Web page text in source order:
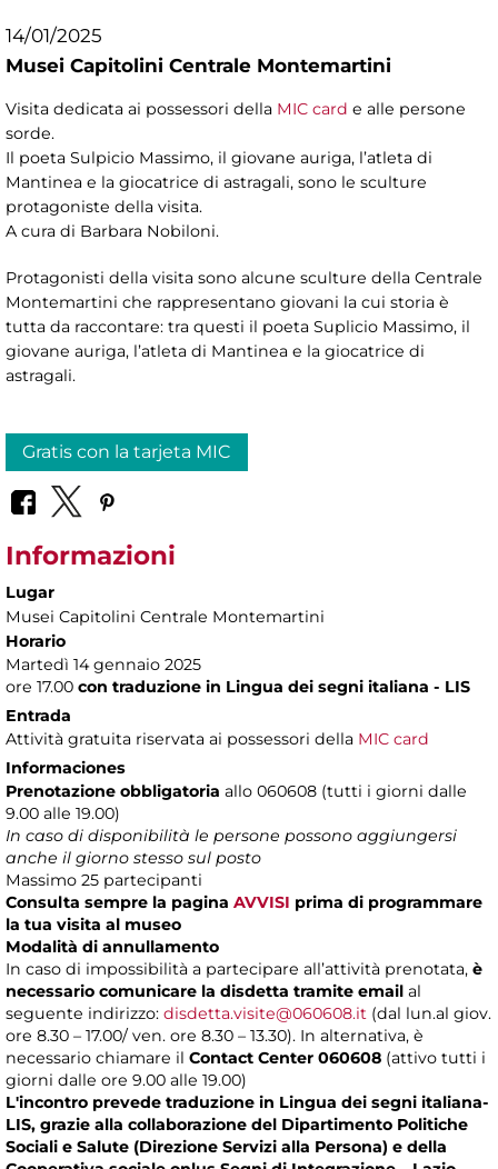
14/01/2025
Musei Capitolini Centrale Montemartini
Visita dedicata ai possessori della MIC card e alle persone
sorde.
Il poeta Sulpicio Massimo, il giovane auriga, l’atleta di
Mantinea e la giocatrice di astragali, sono le sculture
protagoniste della visita.
A cura di Barbara Nobiloni.
Protagonisti della visita sono alcune sculture della Centrale
Montemartini che rappresentano giovani la cui storia è
tutta da raccontare: tra questi il poeta Suplicio Massimo, il
giovane auriga, l’atleta di Mantinea e la giocatrice di
astragali.
Gratis con la tarjeta MIC
Informazioni
Lugar
Musei Capitolini Centrale Montemartini
Horario
Martedì 14 gennaio 2025
ore 17.00 con traduzione in Lingua dei segni italiana - LIS
Entrada
Attività gratuita riservata ai possessori della MIC card
Informaciones
Prenotazione obbligatoria allo 060608 (tutti i giorni dalle
9.00 alle 19.00)
In caso di disponibilità le persone possono aggiungersi
anche il giorno stesso sul posto
Massimo 25 partecipanti
Consulta sempre la pagina AVVISI prima di programmare
la tua visita al museo
Modalità di annullamento
In caso di impossibilità a partecipare all’attività prenotata, è
necessario comunicare la disdetta tramite email al
seguente indirizzo: disdetta.visite@060608.it (dal lun.al giov.
ore 8.30 – 17.00/ ven. ore 8.30 – 13.30). In alternativa, è
necessario chiamare il Contact Center 060608 (attivo tutti i
giorni dalle ore 9.00 alle 19.00)
L'incontro prevede traduzione in Lingua dei segni italiana-
LIS, grazie alla collaborazione del Dipartimento Politiche
Sociali e Salute (Direzione Servizi alla Persona) e della